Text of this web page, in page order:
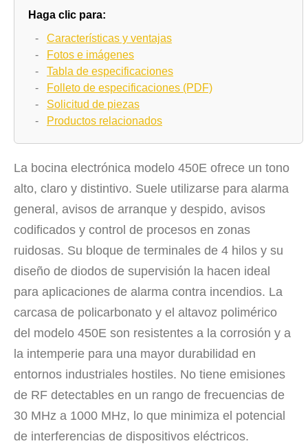
Haga clic para:
- Características y ventajas
-
Fotos e imágenes
- Tabla de especificaciones
-
Folleto de especificaciones (PDF)
- Solicitud de piezas
-
Productos relacionados
La bocina electrónica modelo 450E ofrece un tono
alto, claro y distintivo. Suele utilizarse para alarma
general, avisos de arranque y despido, avisos
codificados y control de procesos en zonas
ruidosas. Su bloque de terminales de 4 hilos y su
diseño de diodos de supervisión la hacen ideal
para aplicaciones de alarma contra incendios. La
carcasa de policarbonato y el altavoz polimérico
del modelo 450E son resistentes a la corrosión y a
la intemperie para una mayor durabilidad en
entornos industriales hostiles. No tiene emisiones
de RF detectables en un rango de frecuencias de
30 MHz a 1000 MHz, lo que minimiza el potencial
de interferencias de dispositivos eléctricos.